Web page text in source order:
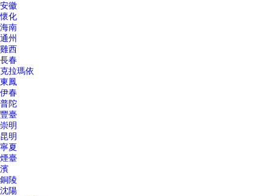
安徽
懷化
海南
通州
雞西
長春
克拉瑪依
東鳳
伊春
普陀
豐臺
崇明
昆明
寧夏
煙臺
濱
銅陵
沈陽